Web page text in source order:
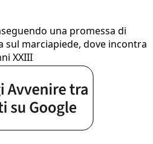
una promessa di
sul marciapiede, dove incontra
XXIII